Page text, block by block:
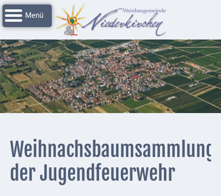
Navigation
überspringen
Startseite
Grussworte
Rathaus
Unser
Niederkirchen
Impressionen
Nachrichtenarchiv
Verbandsgemeinde
Deidesheim
Weihnachsbaumsammlung
der Jugendfeuerwehr